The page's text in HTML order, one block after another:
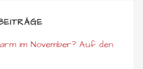
im November? Auf den